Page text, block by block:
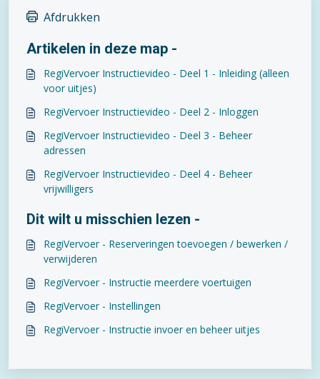
Afdrukken
Artikelen in deze map -
RegiVervoer Instructievideo - Deel 1 - Inleiding (alleen
voor uitjes)
RegiVervoer Instructievideo - Deel 2 - Inloggen
RegiVervoer Instructievideo - Deel 3 - Beheer
adressen
RegiVervoer Instructievideo - Deel 4 - Beheer
vrijwilligers
Dit wilt u misschien lezen -
RegiVervoer - Reserveringen toevoegen / bewerken /
verwijderen
RegiVervoer - Instructie meerdere voertuigen
RegiVervoer - Instellingen
RegiVervoer - Instructie invoer en beheer uitjes